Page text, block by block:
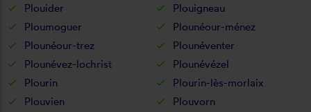
Plouider
Plouigneau
Ploumoguer
Plounéour-ménez
Plounéour-trez
Plounéventer
Plounévez-lochrist
Plounévézel
Plourin
Plourin-lès-morlaix
Plouvien
Plouvorn